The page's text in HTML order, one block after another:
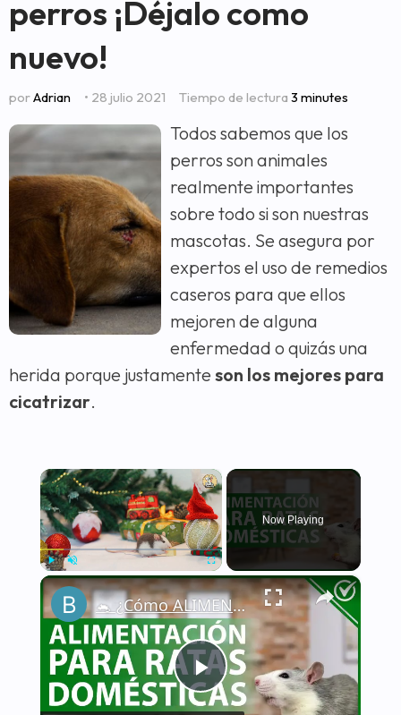
perros ¡Déjalo como
nuevo!
porAdrian • 28 julio 2021 Tiempo de lectura 3 minutes
Todos sabemos que los
perros son animales
realmente importantes
sobre todo si son nuestras
mascotas. Se asegura por
expertos el uso de remedios
caseros para que ellos
mejoren de alguna
enfermedad o quizás una
herida porque justamente son los mejores para
cicatrizar.
×
Play Unmute Fullscreen
Now Playing
×
Play
🐁 ¿Cómo ALIMENTAR a una RATA DOMÉSTICA de la manera correcta? - Nutrición 🐁🏡